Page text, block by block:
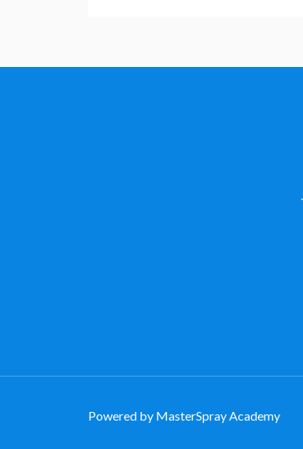
Powered by MasterSpray Academy